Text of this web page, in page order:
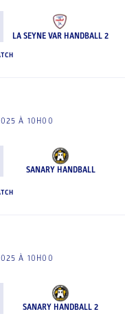
LA SEYNE VAR HANDBALL 2
À 10H00
SANARY HANDBALL
À 10H00
SANARY HANDBALL 2